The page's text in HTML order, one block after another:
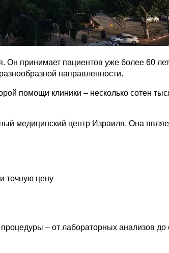
принимает пациентов уже более 60
направленности.
помощи клиники – несколько сотен
медицинский центр Израиля. Она
точную цену
– от лабораторных анализов